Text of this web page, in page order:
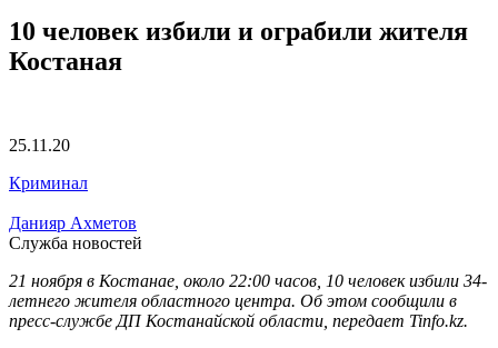
10 человек избили и ограбили жителя
Костаная
25.11.20
Криминал
Данияр Ахметов
Служба новостей
21 ноября в Костанае, около 22:00 часов, 10 человек избили 34-
летнего жителя областного центра. Об этом сообщили в
пресс-службе ДП Костанайской области, передает Tinfo.kz.